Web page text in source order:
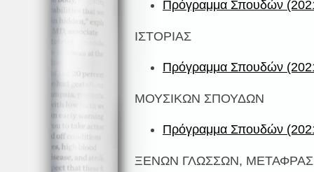
Πρόγραμμα Σπουδών
ΙΣΤΟΡΙΑΣ
Πρόγραμμα Σπουδών
ΜΟΥΣΙΚΩΝ ΣΠΟΥΔΩΝ
Πρόγραμμα Σπουδών
ΞΕΝΩΝ ΓΛΩΣΣΩΝ,